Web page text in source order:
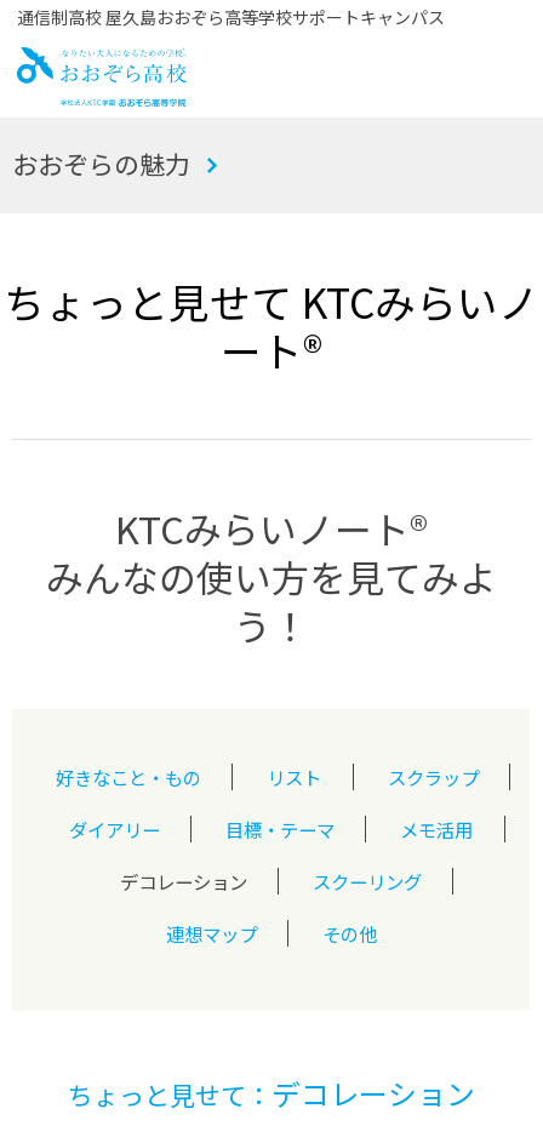
通信制高校 屋久島おおぞら高等学校サポートキャンパス
お
おおぞらの魅力
ちょっと見せて KTCみらいノ
ート®
KTCみらいノート®
みんなの使い方を見てみよ
う！
好きなこと・もの リスト
スクラップ
ダイアリー
目標・テーマ
メモ活用
デコレーション
スクーリング
連想マップ
その他
ちょっと見せて： デコレーション